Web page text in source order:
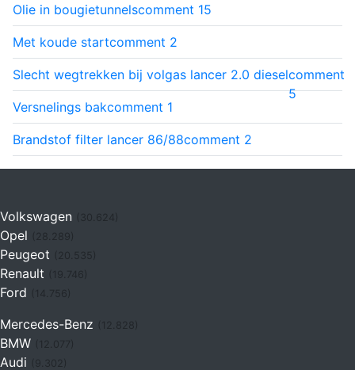
Olie in bougietunnelscomment 15
Met koude startcomment 2
Slecht wegtrekken bij volgas lancer 2.0 dieselcomment
5
Versnelings bakcomment 1
Brandstof filter lancer 86/88comment 2
Volkswagen (30.624)
Opel
Peugeot
Renault (19.746)
Ford (14.756)
Mercedes-Benz
BMW
Audi